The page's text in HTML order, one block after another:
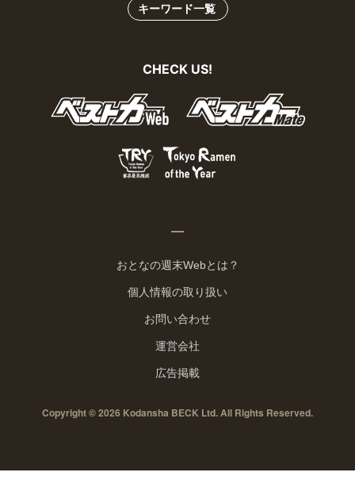
キーワード一覧
CHECK US!
おとなの週末Webとは？
個人情報の取り扱い
お問い合わせ
運営会社
広告掲載
Copyright © 2026 Kodansha BECK Ltd. All Rights Reserved.